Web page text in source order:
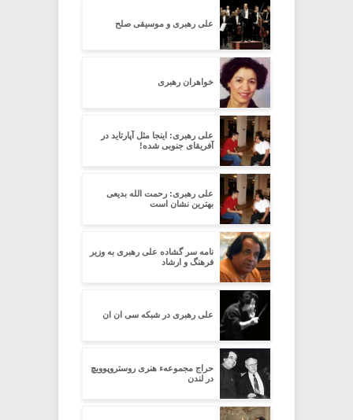
علی رهبری و موسیقی صلح
خواهران رهبری
علی رهبری: اینجا مثل آپارتاید در
آفریقای جنوبی شده!
علی رهبری: رحمت الله بدیعی
بهترین نشان است
نامه سر گشاده علی رهبری به وزیر
فرهنگ و ارشاد
علی رهبرى در شبکه سى ان ان
حراج مجموعهء هنری روستروپوویچ
در لندن